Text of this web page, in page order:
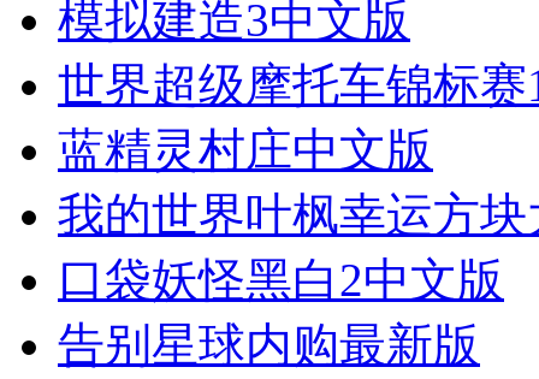
模拟建造3中文版
世界超级摩托车锦标
蓝精灵村庄中文版
我的世界叶枫幸运方
口袋妖怪黑白2中文版
告别星球内购最新版